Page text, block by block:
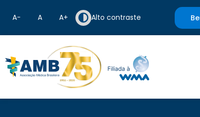
A− A A+ Alto contraste